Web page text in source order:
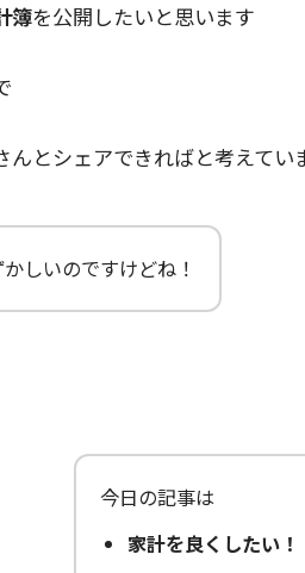
簿を公開したいと思います
とシェアできればと考えてい
しいのですけどね！
今日の記事は
家計を良くしたい！